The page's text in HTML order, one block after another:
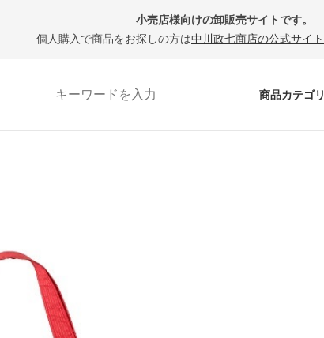
小売店様向けの卸販売サイトです。
個人購入で商品をお探しの方は中川政七商店の公式サイト
商品カテゴリ